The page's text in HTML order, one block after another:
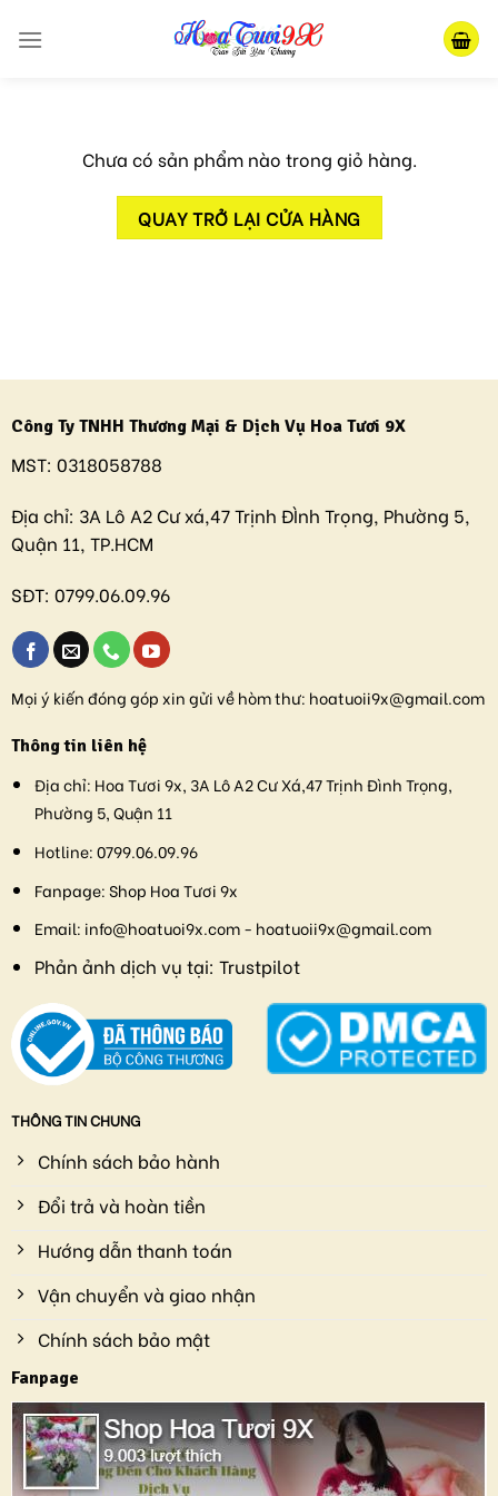
Chưa có sản phẩm nào trong giỏ hàng.
QUAY TRỞ LẠI CỬA HÀNG
Công Ty TNHH Thương Mại & Dịch Vụ Hoa Tươi 9X
MST: 0318058788
Địa chỉ: 3A Lô A2 Cư xá,47 Trịnh ĐÌnh Trọng, Phường 5,
Quận 11, TP.HCM
SĐT: 0799.06.09.96
Mọi ý kiến đóng góp xin gửi về hòm thư: hoatuoii9x@gmail.com
Thông tin liên hệ
Địa chỉ: Hoa Tươi 9x, 3A Lô A2 Cư Xá,47 Trịnh Đình Trọng,
Phường 5, Quận 11
Hotline:0799.06.09.96
Fanpage:Shop Hoa Tươi 9x
Email: info@hoatuoi9x.com - hoatuoii9x@gmail.com
Phản ảnh dịch vụ tại: Trustpilot
THÔNG TIN CHUNG
Chính sách bảo hành
Đổi trả và hoàn tiền
Hướng dẫn thanh toán
Vận chuyển và giao nhận
Chính sách bảo mật
Fanpage